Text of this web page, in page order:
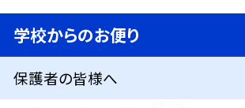
学校からのお便り
保護者の皆様へ